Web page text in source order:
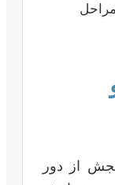
از دور